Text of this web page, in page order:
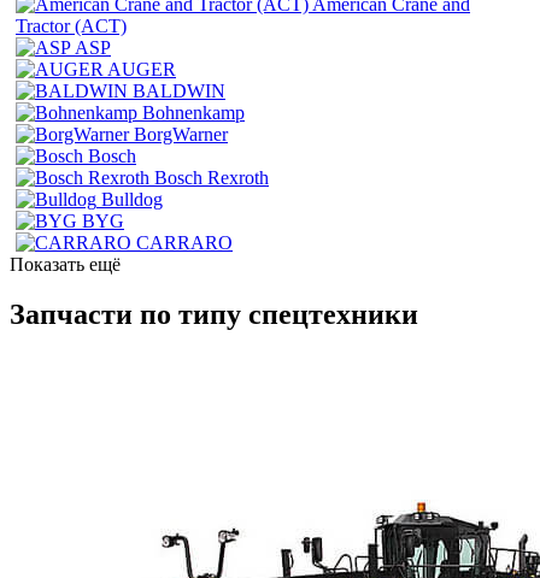
Tractor (ACT)
ASP
AUGER
BALDWIN
Bohnenkamp
BorgWarner
Bosch
Bosch Rexroth
Bulldog
BYG
CARRARO
Показать ещё
Запчасти по типу спецтехники